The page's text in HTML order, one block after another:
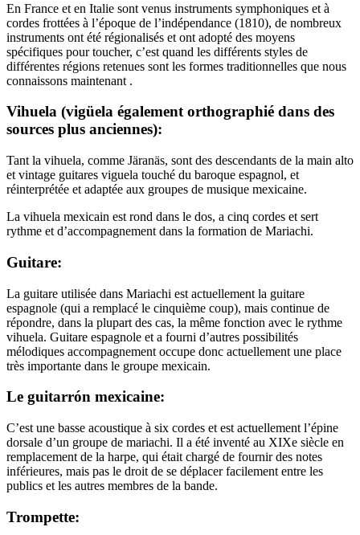
En France et en Italie sont venus instruments symphoniques et à
cordes frottées à l’époque de l’indépendance (1810), de nombreux
instruments ont été régionalisés et ont adopté des moyens
spécifiques pour toucher, c’est quand les différents styles de
différentes régions retenues sont les formes traditionnelles que nous
connaissons maintenant .
Vihuela (vigüela également orthographié dans des
sources plus anciennes):
Tant la vihuela, comme Järanäs, sont des descendants de la main alto
et vintage guitares viguela touché du baroque espagnol, et
réinterprétée et adaptée aux groupes de musique mexicaine.
La vihuela mexicain est rond dans le dos, a cinq cordes et sert
rythme et d’accompagnement dans la formation de Mariachi.
Guitare:
La guitare utilisée dans Mariachi est actuellement la guitare
espagnole (qui a remplacé le cinquième coup), mais continue de
répondre, dans la plupart des cas, la même fonction avec le rythme
vihuela. Guitare espagnole et a fourni d’autres possibilités
mélodiques accompagnement occupe donc actuellement une place
très importante dans le groupe mexicain.
Le guitarrón mexicaine:
C’est une basse acoustique à six cordes et est actuellement l’épine
dorsale d’un groupe de mariachi. Il a été inventé au XIXe siècle en
remplacement de la harpe, qui était chargé de fournir des notes
inférieures, mais pas le droit de se déplacer facilement entre les
publics et les autres membres de la bande.
Trompette: